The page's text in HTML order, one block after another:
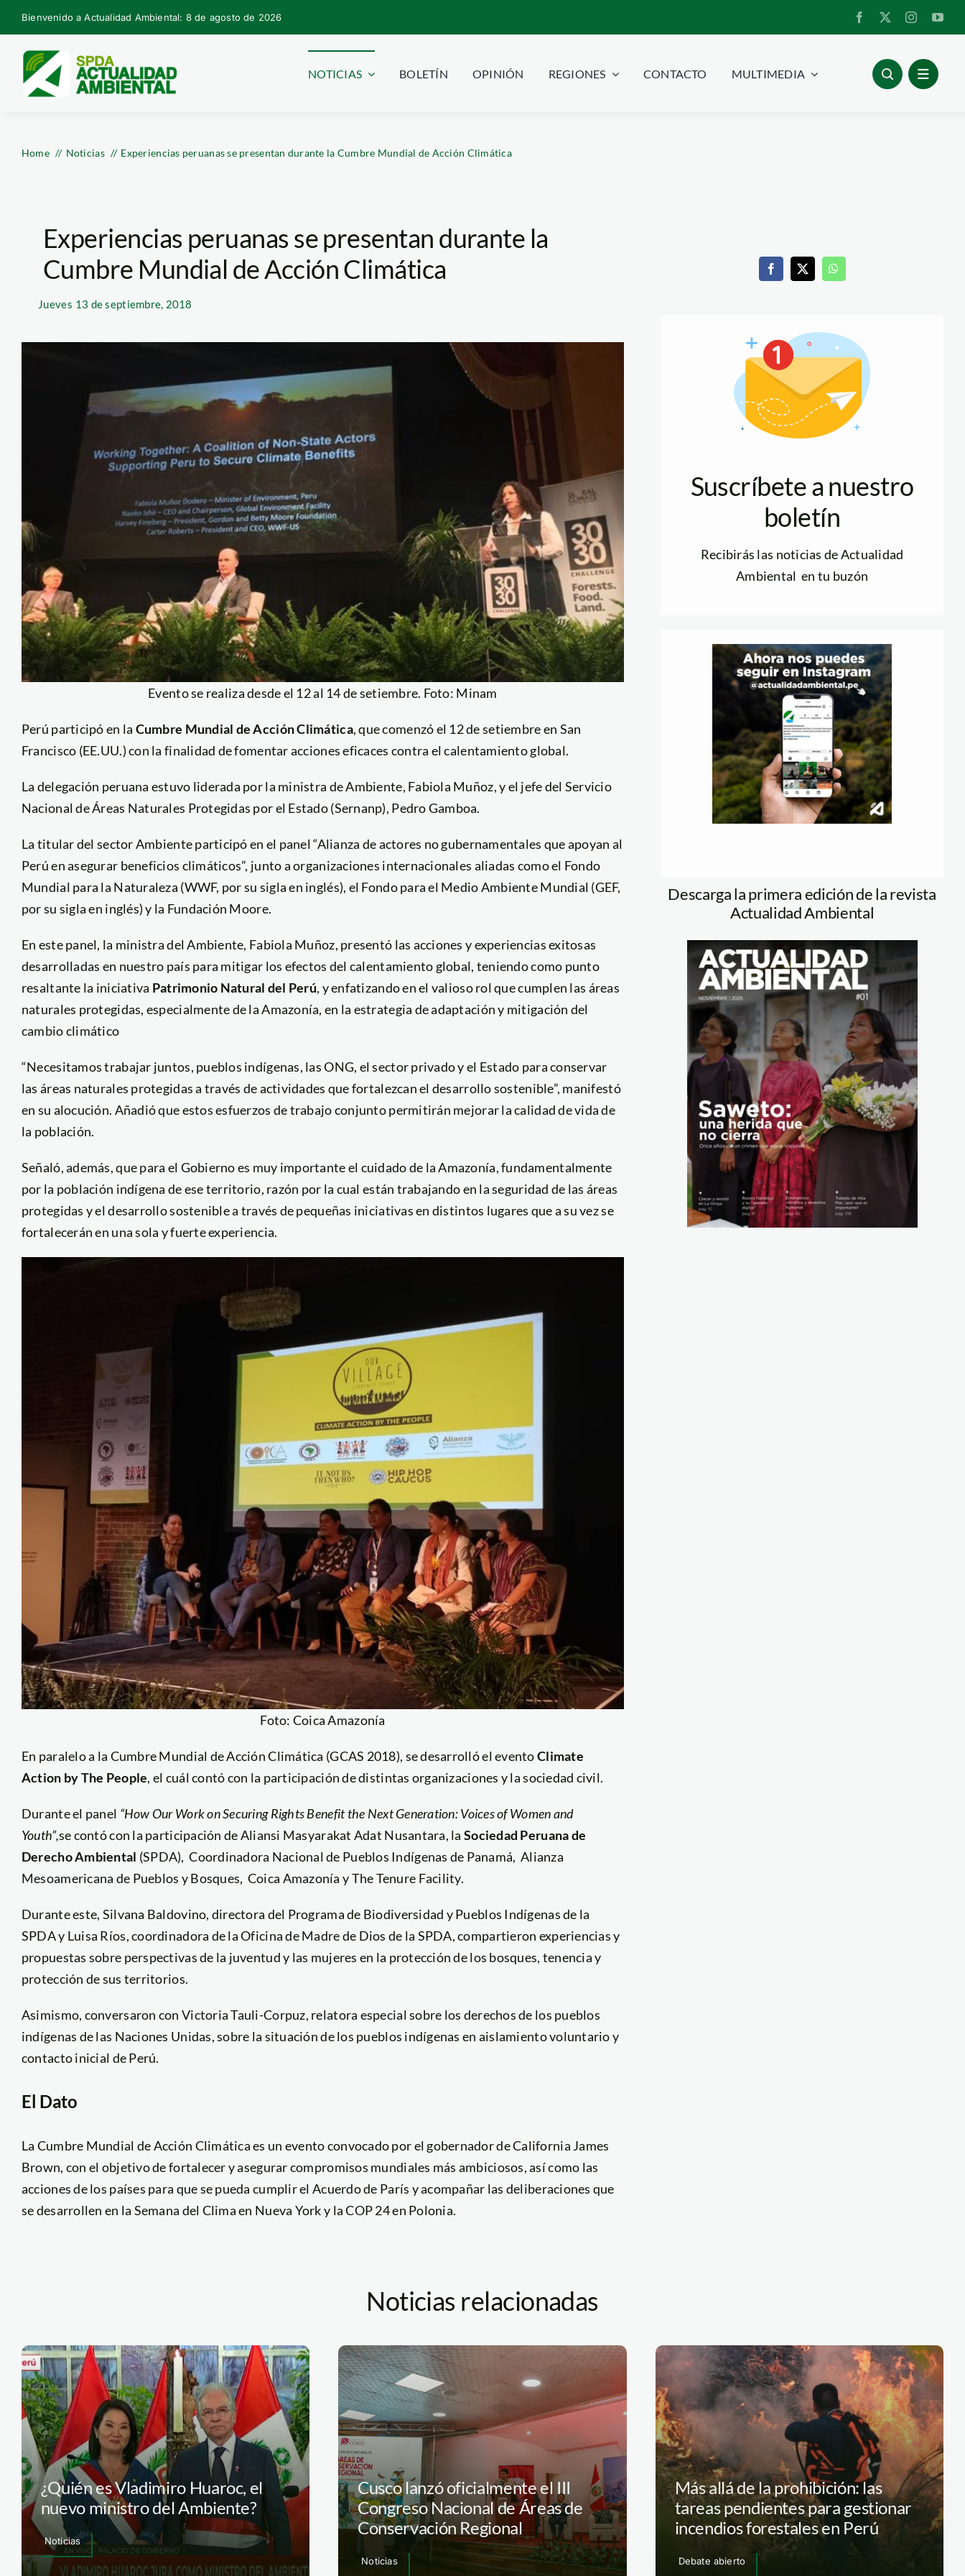
Skip
to
content
Bienvenido a Actualidad Ambiental: 8 de agosto de 2026
NOTICIAS BOLETÍN OPINIÓN REGIONES CONTACTO MULTIMEDIA
Home Noticias Experiencias peruanas se presentan durante la Cumbre Mundial de Acción Climática
Experiencias peruanas se presentan durante la
Cumbre Mundial de Acción Climática
Jueves 13 de septiembre, 2018
Evento se realiza desde el 12 al 14 de setiembre. Foto: Minam
Perú participó en la Cumbre Mundial de Acción Climática, que comenzó el 12 de setiembre en San
Francisco (EE.UU.) con la finalidad de fomentar acciones eficaces contra el calentamiento global.
La delegación peruana estuvo liderada por la ministra de Ambiente, Fabiola Muñoz, y el jefe del Servicio
Nacional de Áreas Naturales Protegidas por el Estado (Sernanp), Pedro Gamboa.
La titular del sector Ambiente participó en el panel “Alianza de actores no gubernamentales que apoyan al
Perú en asegurar beneficios climáticos”, junto a organizaciones internacionales aliadas como el Fondo
Mundial para la Naturaleza (WWF, por su sigla en inglés), el Fondo para el Medio Ambiente Mundial (GEF,
por su sigla en inglés) y la Fundación Moore.
En este panel, la ministra del Ambiente, Fabiola Muñoz, presentó las acciones y experiencias exitosas
desarrolladas en nuestro país para mitigar los efectos del calentamiento global, teniendo como punto
resaltante la iniciativa Patrimonio Natural del Perú, y enfatizando en el valioso rol que cumplen las áreas
naturales protegidas, especialmente de la Amazonía, en la estrategia de adaptación y mitigación del
cambio climático
“Necesitamos trabajar juntos, pueblos indígenas, las ONG, el sector privado y el Estado para conservar
las áreas naturales protegidas a través de actividades que fortalezcan el desarrollo sostenible”, manifestó
en su alocución. Añadió que estos esfuerzos de trabajo conjunto permitirán mejorar la calidad de vida de
la población.
Señaló, además, que para el Gobierno es muy importante el cuidado de la Amazonía, fundamentalmente
por la población indígena de ese territorio, razón por la cual están trabajando en la seguridad de las áreas
protegidas y el desarrollo sostenible a través de pequeñas iniciativas en distintos lugares que a su vez se
fortalecerán en una sola y fuerte experiencia.
Foto: Coica Amazonía
En paralelo a la Cumbre Mundial de Acción Climática (GCAS 2018), se desarrolló el eventoClimate
Action by The People, el cuál contó con la participación de distintas organizaciones y la sociedad civil.
Durante el panel “How Our Work on Securing Rights Benefit the Next Generation: Voices of Women and
Youth”,se contó con la participación de Aliansi Masyarakat Adat Nusantara, laSociedad Peruana de
Derecho Ambiental (SPDA), Coordinadora Nacional de Pueblos Indígenas de Panamá, Alianza
Mesoamericana de Pueblos y Bosques, Coica Amazonía y The Tenure Facility.
Durante este, Silvana Baldovino, directora del Programa de Biodiversidad y Pueblos Indígenas de la
SPDA y Luisa Ríos, coordinadora de la Oficina de Madre de Dios de la SPDA, compartieron experiencias y
propuestas sobre perspectivas de la juventud y las mujeres en la protección de los bosques, tenencia y
protección de sus territorios.
Asimismo, conversaron con Victoria Tauli-Corpuz, relatora especial sobre los derechos de los pueblos
indígenas de las Naciones Unidas, sobre la situación de los pueblos indígenas en aislamiento voluntario y
contacto inicial de Perú.
El Dato
La Cumbre Mundial de Acción Climática es un evento convocado por el gobernador de California James
Brown, con el objetivo de fortalecer y asegurar compromisos mundiales más ambiciosos, así como las
acciones de los países para que se pueda cumplir el Acuerdo de París y acompañar las deliberaciones que
se desarrollen en la Semana del Clima en Nueva York y la COP 24 en Polonia.
Suscríbete a nuestro
boletín
Recibirás las noticias de Actualidad
Ambiental en tu buzón
Descarga la primera edición de la revista
Actualidad Ambiental
Noticias relacionadas
¿Quién es Vladimiro Huaroc, el
nuevo ministro del Ambiente?
Noticias
Cusco lanzó oficialmente el III
Congreso Nacional de Áreas de
Conservación Regional
Noticias
Más allá de la prohibición: las
tareas pendientes para gestionar
incendios forestales en Perú
Debate abierto